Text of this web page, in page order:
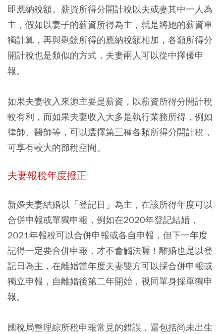
即應納稅額。薪資所得分開計稅以夫或妻其中一人為
主，假如以妻子的薪資所得為主，就是將她的薪資單
獨計算，再與剩餘所得的應納稅額相加，各類所得分
開計稅也是類似的方式，夫妻兩人可以從中擇優申
報。
如果夫妻收入來源主要是薪資，以薪資所得分開計稅
較有利，而如果夫妻收入大多是執行業務所得，例如
律師、醫師等，可以選擇第三種各類所得分開計稅，
可享有較大的節稅空間。
夫妻報稅年度撥正
新婚夫妻結婚以「登記日」為主，在該所得年度可以
合併申報或單獨申報，例如在2020年登記結婚，
2021年報稅可以合併申報或各自申報，但下一年度
記得一定要合併申報，才不會觸法喔！離婚也是以登
記日為主，在離婚當年度夫妻雙方可以採合併申報或
獨立申報，自離婚後第二年開始，視同單身採單獨申
報。
國稅局整理綜所稅申報常見的錯誤，還包括尚未出生